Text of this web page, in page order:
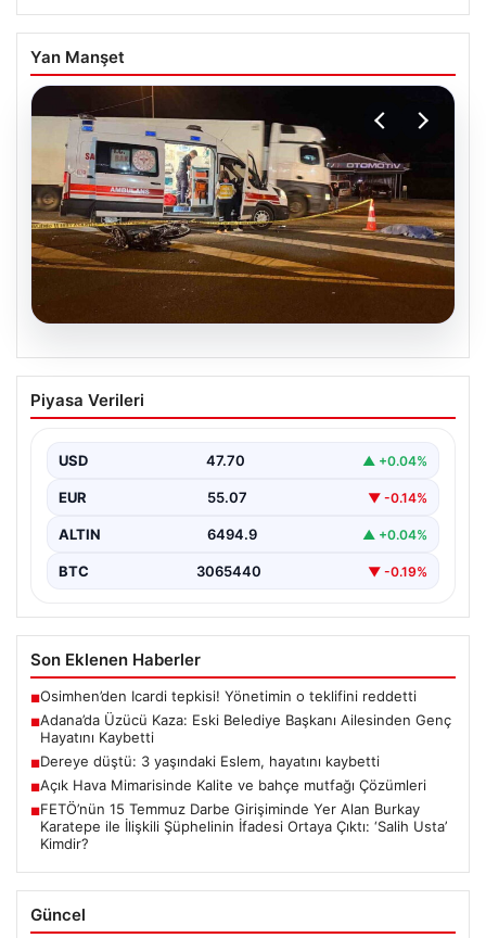
Yan Manşet
05.08.2026
Adana’da Üzücü Kaza: Eski Belediye
Başkanı Ailesinden Genç Hayatını
Adana'nın Pozantı ilçesinde meydana gelen korkutucu
Olayda,…
Piyasa Verileri
USD 47.70 ▲ +0.04%
EUR 55.07 ▼ -0.14%
ALTIN 6494.9 ▲ +0.04%
BTC 3065440 ▼ -0.19%
Son Eklenen Haberler
■Osimhen’den Icardi tepkisi! Yönetimin o teklifini reddetti
■Adana’da Üzücü Kaza: Eski Belediye Başkanı Ailesinden Genç
Hayatını Kaybetti
■Dereye düştü: 3 yaşındaki Eslem, hayatını kaybetti
■Açık Hava Mimarisinde Kalite ve bahçe mutfağı Çözümleri
■FETÖ’nün 15 Temmuz Darbe Girişiminde Yer Alan Burkay
Karatepe ile İlişkili Şüphelinin İfadesi Ortaya Çıktı: ‘Salih Usta’
Kimdir?
Güncel